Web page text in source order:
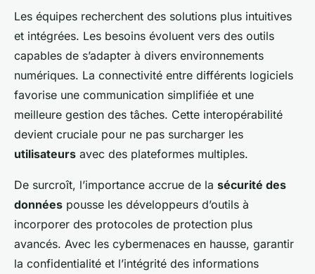
Les équipes recherchent des solutions plus intuitives
et intégrées. Les besoins évoluent vers des outils
capables de s’adapter à divers environnements
numériques. La connectivité entre différents logiciels
favorise une communication simplifiée et une
meilleure gestion des tâches. Cette interopérabilité
devient cruciale pour ne pas surcharger les
utilisateurs avec des plateformes multiples.
De surcroît, l’importance accrue de la sécurité des
données pousse les développeurs d’outils à
incorporer des protocoles de protection plus
avancés. Avec les cybermenaces en hausse, garantir
la confidentialité et l’intégrité des informations